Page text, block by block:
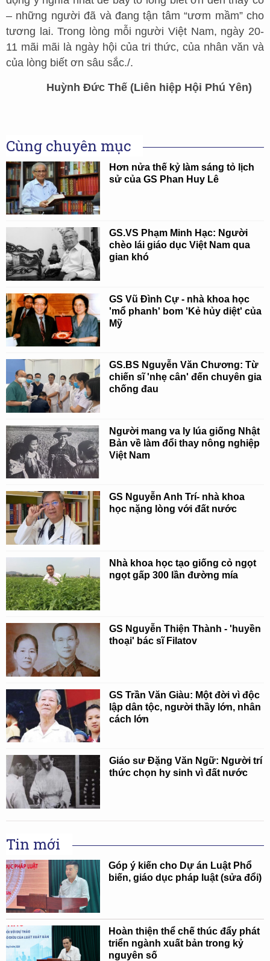
– những người đã và đang tận tâm “ươm mầm” cho
tương lai. Trong lòng mỗi người Việt Nam, ngày 20-
11 mãi mãi là ngày hội của tri thức, của nhân văn và
của lòng biết ơn sâu sắc./.
Huỳnh Đức Thế (Liên hiệp Hội Phú Yên)
Cùng chuyên mục
Hơn nửa thế kỷ làm sáng tỏ lịch
sử của GS Phan Huy Lê
GS.VS Phạm Minh Hạc: Người
chèo lái giáo dục Việt Nam qua
gian khó
GS Vũ Đình Cự - nhà khoa học
'mổ phanh' bom 'Kẻ hủy diệt' của
Mỹ
GS.BS Nguyễn Văn Chương: Từ
chiến sĩ 'nhẹ cân' đến chuyên gia
chống đau
Người mang va ly lúa giống Nhật
Bản về làm đổi thay nông nghiệp
Việt Nam
GS Nguyễn Anh Trí- nhà khoa
học nặng lòng với đất nước
Nhà khoa học tạo giống cỏ ngọt
ngọt gấp 300 lần đường mía
GS Nguyễn Thiện Thành - 'huyền
thoại' bác sĩ Filatov
GS Trần Văn Giàu: Một đời vì độc
lập dân tộc, người thầy lớn, nhân
cách lớn
Giáo sư Đặng Văn Ngữ: Người trí
thức chọn hy sinh vì đất nước
Tin mới
Góp ý kiến cho Dự án Luật Phổ
biến, giáo dục pháp luật (sửa đổi)
Hoàn thiện thể chế thúc đẩy phát
triển ngành xuất bản trong kỷ
nguyên số